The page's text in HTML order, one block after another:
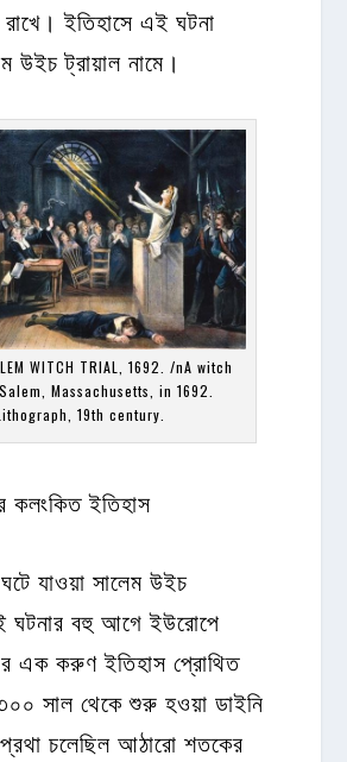
রাখে। ইতিহাসে এই ঘটনা
উইচ ট্রায়াল নামে।
WITCH TRIAL, 1692. /nA witch
Massachusetts, in 1692.
19th century.
কলংকিত ইতিহাস
যাওয়া সালেম উইচ
ঘটনার বহু আগে ইউরোপে
এক করুণ ইতিহাস প্রোথিত
সাল থেকে শুরু হওয়া ডাইনি
চলেছিল আঠারো শতকের